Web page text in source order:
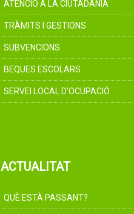
ATENCIÓ A LA CIUTADANIA
TRÀMITS I GESTIONS
SUBVENCIONS
BEQUES ESCOLARS
SERVEI LOCAL D'OCUPACIÓ
ACTUALITAT
QUÈ ESTÀ PASSANT?